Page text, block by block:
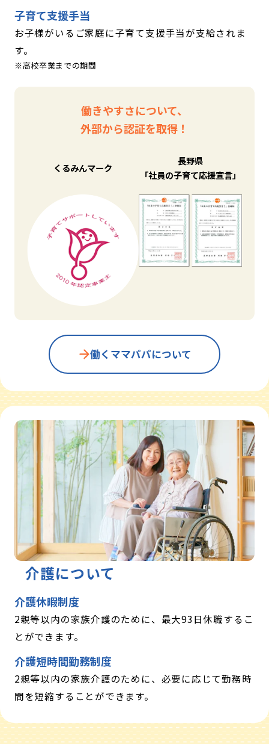
子育て支援手当
お子様がいるご家庭に子育て支援手当が支給されま
す。
高校卒業までの期間
働きやすさについて、
外部から認証を取得！
くるみんマーク
長野県
「社員の子育て応援宣言」
働くママパパについて
介護について
介護休暇制度
2親等以内の家族介護のために、最大93日休職するこ
とができます。
介護短時間勤務制度
2親等以内の家族介護のために、必要に応じて勤務時
間を短縮することができます。